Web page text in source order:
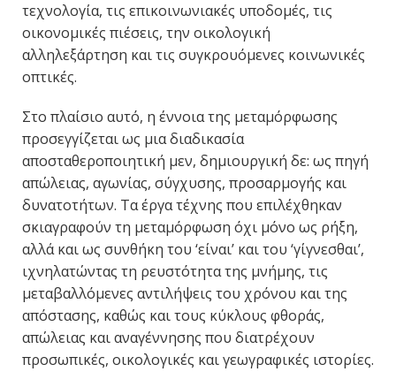
τεχνολογία, τις επικοινωνιακές υποδομές, τις
οικονομικές πιέσεις, την οικολογική
αλληλεξάρτηση και τις συγκρουόμενες κοινωνικές
οπτικές.
Στο πλαίσιο αυτό, η έννοια της μεταμόρφωσης
προσεγγίζεται ως μια διαδικασία
αποσταθεροποιητική μεν, δημιουργική δε: ως πηγή
απώλειας, αγωνίας, σύγχυσης, προσαρμογής και
δυνατοτήτων. Τα έργα τέχνης που επιλέχθηκαν
σκιαγραφούν τη μεταμόρφωση όχι μόνο ως ρήξη,
αλλά και ως συνθήκη του ‘είναι’ και του ‘γίγνεσθαι’,
ιχνηλατώντας τη ρευστότητα της μνήμης, τις
μεταβαλλόμενες αντιλήψεις του χρόνου και της
απόστασης, καθώς και τους κύκλους φθοράς,
απώλειας και αναγέννησης που διατρέχουν
προσωπικές, οικολογικές και γεωγραφικές ιστορίες.